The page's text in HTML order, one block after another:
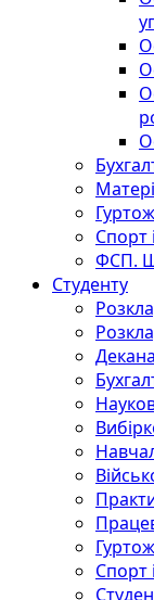
Спорт
ФСП.
Студенту
Спорт